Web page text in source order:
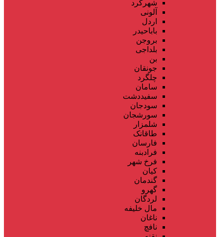
شهرکرد
آلونی
اردل
باباحیدر
بروجن
بلداجی
بن
جونقان
چلگرد
سامان
سفیددشت
سودجان
سورشجان
شلمزار
طاقانک
فارسان
فرادبنه
فرخ شهر
کیان
گندمان
گهرو
لردگان
مال خلیفه
ناغان
نافچ